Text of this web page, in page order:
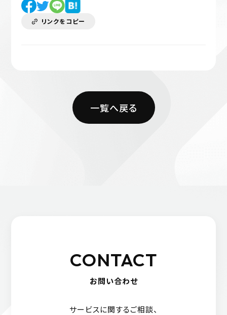
リンクをコピー
一覧へ戻る
CONTACT
お問い合わせ
サービスに関するご相談、